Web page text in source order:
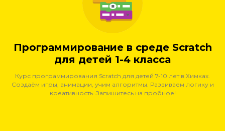
Программирование в среде Scratch
для детей 1-4 класса
Курс программирования Scratch для детей 7-10 лет в Химках.
Создаём игры, анимации, учим алгоритмы. Развиваем логику и
креативность. Запишитесь на пробное!